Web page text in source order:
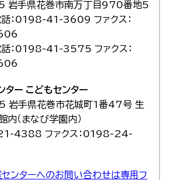
手県花巻市南万丁目970番地5
：0198-41-3609 ファクス：
：0198-41-3575 ファクス：
ター こどもセンター
手県花巻市花城町1番47号 生
内（まなび学園内）
4388 ファクス：0198-24-
センターへのお問い合わせは専用フ